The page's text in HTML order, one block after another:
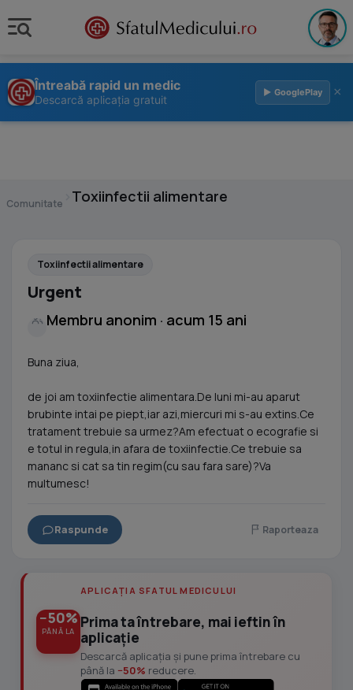
Întreabă rapid un medic
Descarcă aplicația gratuit
▶ GooglePlay ×
Comunitate Toxiinfectii alimentare
Toxiinfectii alimentare
Urgent
Membru anonim · acum 15 ani
Buna ziua,
de joi am toxiinfectie alimentara.De luni mi-au aparut
brubinte intai pe piept,iar azi,miercuri mi s-au extins.Ce
tratament trebuie sa urmez?Am efectuat o ecografie si
e totul in regula,in afara de toxiinfectie.Ce trebuie sa
mananc si cat sa tin regim(cu sau fara sare)?Va
multumesc!
Raspunde Raporteaza
−50%
PÂNĂ LA
APLICAȚIA SFATUL MEDICULUI
Prima ta întrebare, mai ieftin în
aplicație
Descarcă aplicația și pune prima întrebare cu
până la −50% reducere.